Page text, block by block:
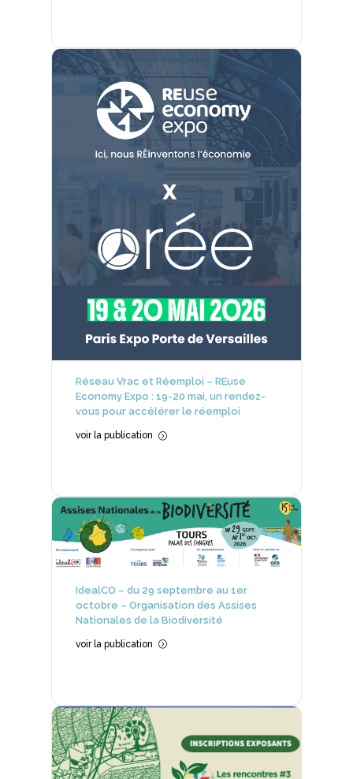
Réseau Vrac et Réemploi – REuse
Economy Expo : 19-20 mai, un rendez-
vous pour accélérer le réemploi
voir la publication =
IdealCO – du 29 septembre au 1er
octobre – Organisation des Assises
Nationales de la Biodiversité
voir la publication =